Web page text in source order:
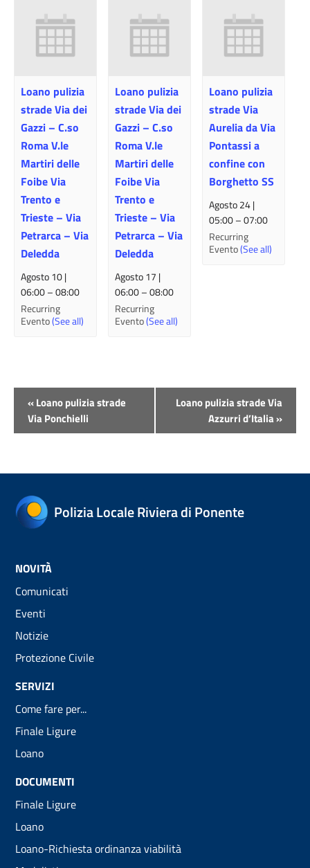
Loano pulizia
strade Via dei
Gazzi – C.so
Roma V.le
Martiri delle
Foibe Via
Trento e
Trieste – Via
Petrarca – Via
Deledda
Agosto 10 |
06:00–08:00
Recurring
Evento(See all)
Loano pulizia
strade Via dei
Gazzi – C.so
Roma V.le
Martiri delle
Foibe Via
Trento e
Trieste – Via
Petrarca – Via
Deledda
Agosto 17 |
06:00–08:00
Recurring
Evento(See all)
Loano pulizia
strade Via
Aurelia da Via
Pontassi a
confine con
Borghetto SS
Agosto 24 |
05:00–07:00
Recurring
Evento(See all)
Evento
Navigazione
«Loano pulizia strade
Via Ponchielli
Loano pulizia strade Via
Azzurri d’Italia»
Polizia Locale Riviera di Ponente
NOVITÀ
Comunicati
Eventi
Notizie
Protezione Civile
SERVIZI
Come fare per...
Finale Ligure
Loano
DOCUMENTI
Finale Ligure
Loano
Loano-Richiesta ordinanza viabilità